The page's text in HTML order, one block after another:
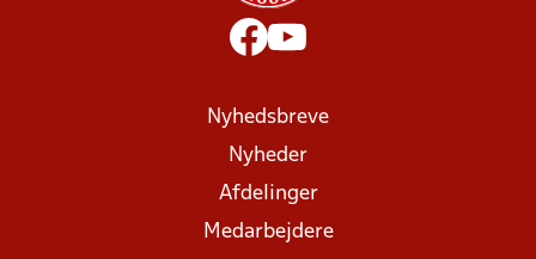
Nyhedsbreve
Nyheder
Afdelinger
Medarbejdere